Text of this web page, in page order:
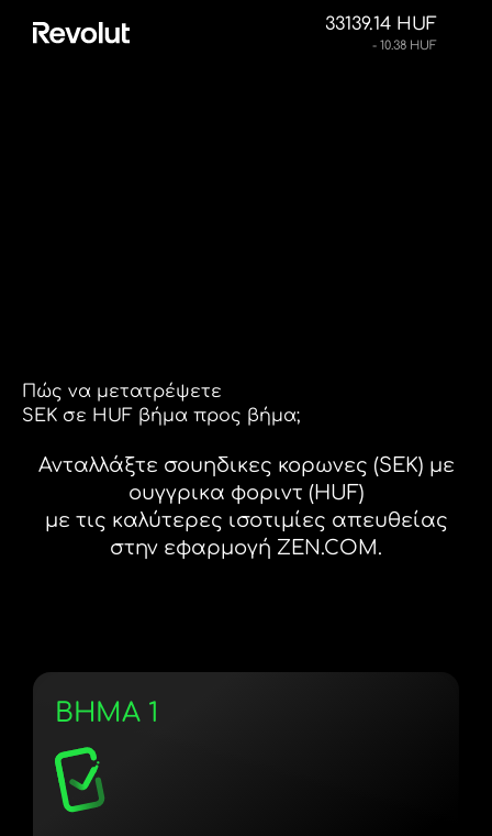
33139.14 HUF
- 10.38 HUF
Πώς να μετατρέψετε
SEK σε HUF βήμα προς βήμα;
Ανταλλάξτε σουηδικες κορωνες (SEK) με
ουγγρικα φοριντ (HUF)
με τις καλύτερες ισοτιμίες απευθείας
στην εφαρμογή ZEN.COM.
ΒΗΜΑ 1